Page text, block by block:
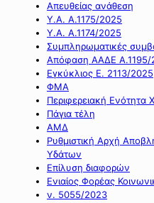
Απευθείας ανάθεση
Υ.Α. Α.1175/2025
Υ.Α. Α.1174/2025
Συμπληρωματικές
Απόφαση ΑΑΔΕ Α.1195/
Εγκύκλιος Ε. 2113/2025
ΦΜΑ
Περιφερειακή Ενότητα
Πάγια τέλη
ΑΜΔ
Ρυθμιστική Αρχή
Υδάτων
Επίλυση διαφορών
Ενιαίος Φορέας
ν. 5055/2023